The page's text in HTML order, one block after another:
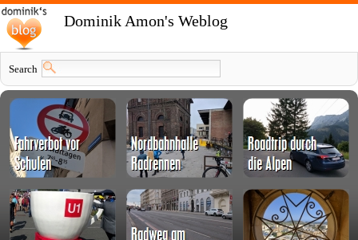
Dominik Amon's Weblog
Search